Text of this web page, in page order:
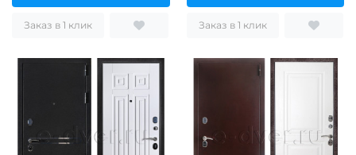
Заказ в 1 клик Заказ в 1 клик